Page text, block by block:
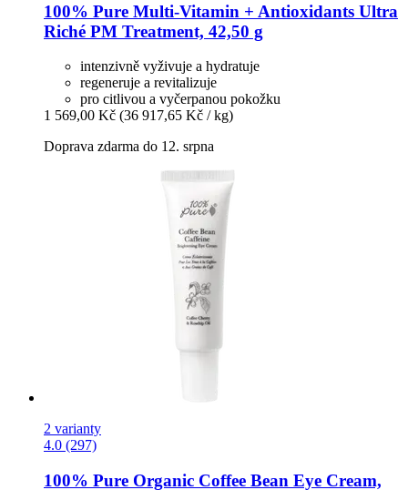
100% Pure Multi-​Vitamin + Antioxidants Ultra
Riché PM Treatment, 42,50 g
intenzivně vyživuje a hydratuje
regeneruje a revitalizuje
pro citlivou a vyčerpanou pokožku
1 569,00 Kč (36 917,65 Kč / kg)
Doprava zdarma do 12. srpna
2 varianty
4.0 (297)
100% Pure Organic Coffee Bean Eye Cream,